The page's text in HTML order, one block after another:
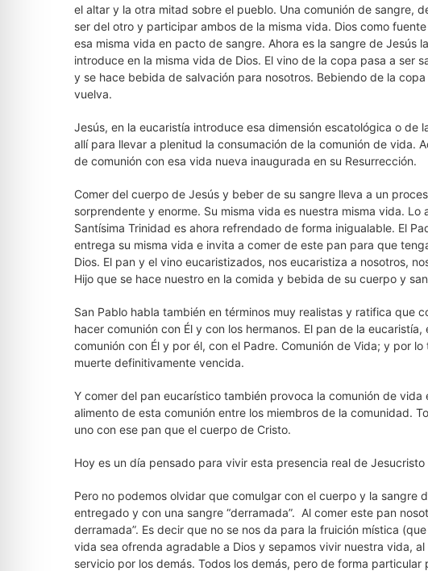
el altar y la otra mitad sobre el pueblo. Una comunión de sangre,
ser del otro y participar ambos de la misma vida. Dios como
esa misma vida en pacto de sangre. Ahora es la sangre de Jesús
introduce en la misma vida de Dios. El vino de la copa pasa a ser
y se hace bebida de salvación para nosotros. Bebiendo de la
vuelva.
Jesús, en la eucaristía introduce esa dimensión escatológica o de
allí para llevar a plenitud la consumación de la comunión de vida.
de comunión con esa vida nueva inaugurada en su Resurrección.
Comer del cuerpo de Jesús y beber de su sangre lleva a un
sorprendente y enorme. Su misma vida es nuestra misma vida.
Santísima Trinidad es ahora refrendado de forma inigualable. El
entrega su misma vida e invita a comer de este pan para que
Dios. El pan y el vino eucaristizados, nos eucaristiza a nosotros,
Hijo que se hace nuestro en la comida y bebida de su cuerpo y
San Pablo habla también en términos muy realistas y ratifica que
hacer comunión con Él y con los hermanos. El pan de la
comunión con Él y por él, con el Padre. Comunión de Vida; y por
muerte definitivamente vencida.
Y comer del pan eucarístico también provoca la comunión de
alimento de esta comunión entre los miembros de la comunidad.
uno con ese pan que el cuerpo de Cristo.
Hoy es un día pensado para vivir esta presencia real de
Pero no podemos olvidar que comulgar con el cuerpo y la sangre
entregado y con una sangre “derramada”. Al comer este pan
derramada”. Es decir que no se nos da para la fruición mística
vida sea ofrenda agradable a Dios y sepamos vivir nuestra vida,
servicio por los demás. Todos los demás, pero de forma